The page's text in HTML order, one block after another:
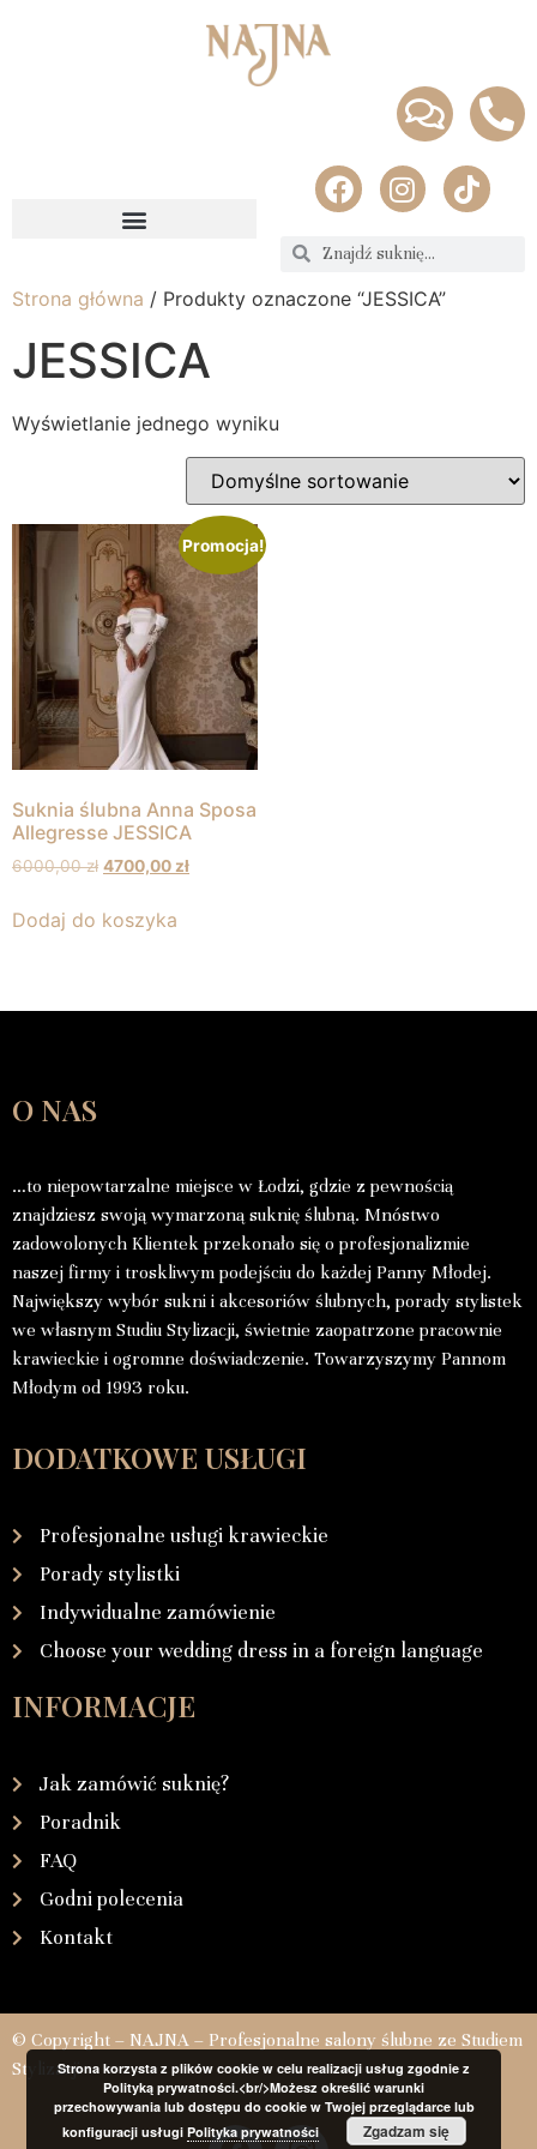
Strona główna / Produkty oznaczone “JESSICA”
JESSICA
Wyświetlanie jednego wyniku
Promocja!
Suknia ślubna Anna Sposa
Allegresse JESSICA
6000,00zł 4700,00zł
Dodaj do koszyka
O NAS
…to niepowtarzalne miejsce w Łodzi, gdzie z pewnością
znajdziesz swoją wymarzoną suknię ślubną. Mnóstwo
zadowolonych Klientek przekonało się o profesjonalizmie
naszej firmy i troskliwym podejściu do każdej Panny Młodej.
Największy wybór sukni i akcesoriów ślubnych, porady stylistek
we własnym Studiu Stylizacji, świetnie zaopatrzone pracownie
krawieckie i ogromne doświadczenie. Towarzyszymy Pannom
Młodym od 1993 roku.
DODATKOWE USŁUGI
Profesjonalne usługi krawieckie
Porady stylistki
Indywidualne zamówienie
Choose your wedding dress in a foreign language
INFORMACJE
Jak zamówić suknię?
Poradnik
FAQ
Godni polecenia
Kontakt
© Copyright – NAJNA – Profesjonalne salony ślubne ze Studiem
StylizacjiStrona korzysta z plików cookie w celu realizacji usług zgodnie z
Polityką prywatności.<br/>Możesz określić warunki
przechowywania lub dostępu do cookie w Twojej przeglądarce lub
konfiguracji usługi Polityka prywatności Zgadzam się